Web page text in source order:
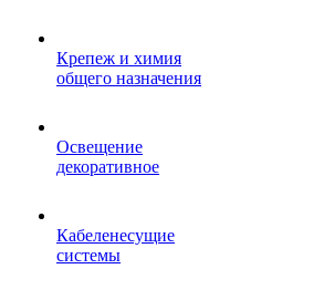
Крепеж и химия
общего назначения
Освещение
декоративное
Кабеленесущие
системы